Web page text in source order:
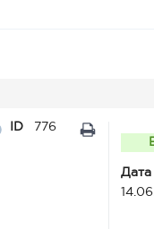
ID 776
Дата